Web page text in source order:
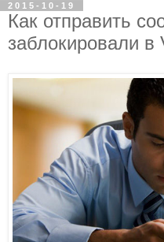
2015-10-19
Как отправить
заблокировали в